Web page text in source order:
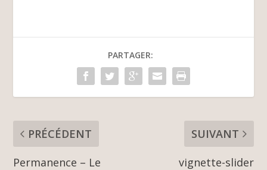
PARTAGER:
PRÉCÉDENT
Permanence – Le
SUIVANT
vignette-slider